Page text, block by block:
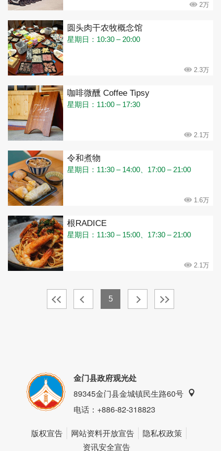
2万
圆头肉干农牧概念馆
星期日：10:30 – 20:00
2.3万
咖啡微醺 Coffee Tipsy
星期日：11:00 – 17:30
2.1万
令和煮物
星期日：11:30 – 14:00、17:00 – 21:00
1.6万
根RADICE
星期日：11:30 – 15:00、17:30 – 21:00
2.1万
5
金门县政府观光处
89345金门县金城镇民生路60号
电话：+886-82-318823
版权宣告 网站资料开放宣告
隐私权政策
资讯安全宣告